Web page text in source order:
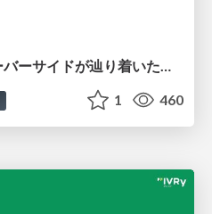
13年運用タイトルのサーバーサイドが辿り着いた現在地 ― モンスターストライクにおける技術・組織・AI活用から得た知見
1 460